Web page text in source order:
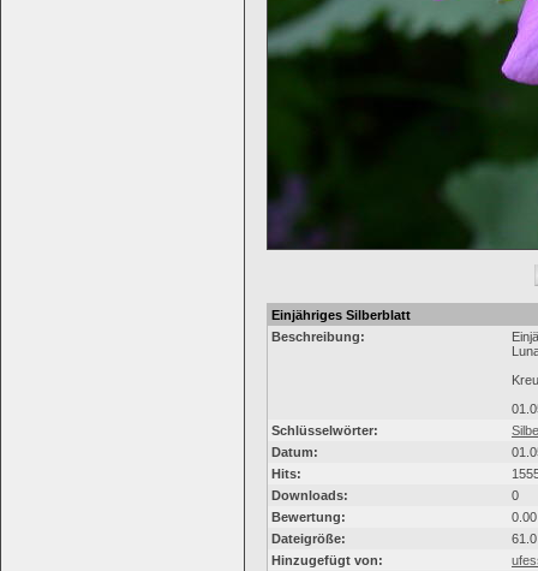
Einjähriges Silberblatt
Beschreibung:
Schlüsselwörter:
Datum:
Hits:
Downloads:
0
Bewertung:
Dateigröße:
Hinzugefügt von: